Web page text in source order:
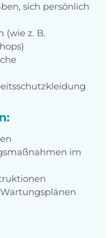
sich persönlich
(wie z. B.
im